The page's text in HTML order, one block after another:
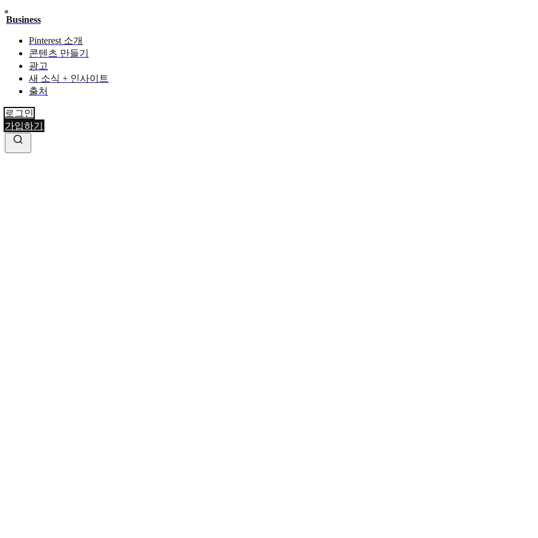
Business
Pinterest 소개
콘텐츠 만들기
광고
새 소식 + 인사이트
출처
로그인
가입하기